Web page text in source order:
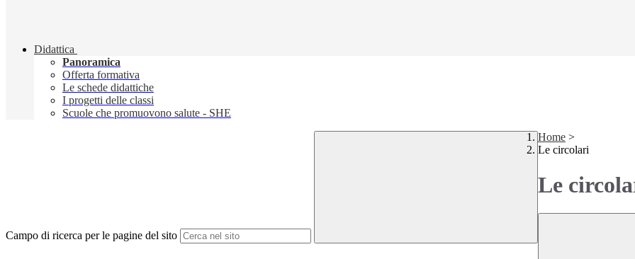
Didattica
Panoramica
Offerta formativa
Le schede didattiche
I progetti delle classi
Scuole che promuovono salute - SHE
Campo di ricerca per le pagine del sito
Home >
Le circolari
Le